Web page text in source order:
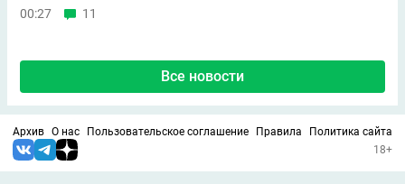
00:27 11
Все новости
Архив О нас Пользовательское соглашение Правила
Политика сайта
18+